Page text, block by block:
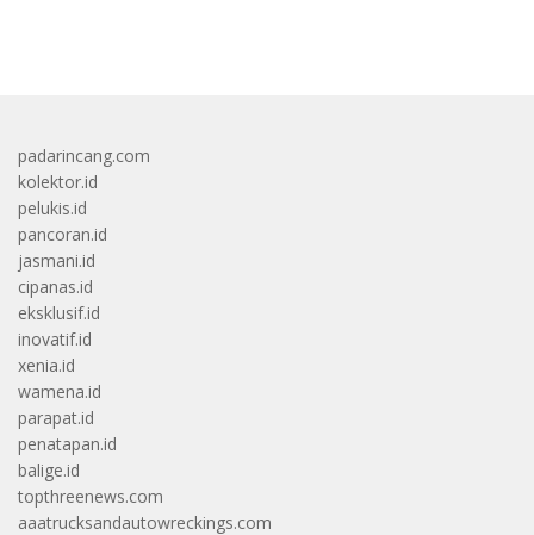
padarincang.com
kolektor.id
pelukis.id
pancoran.id
jasmani.id
cipanas.id
eksklusif.id
inovatif.id
xenia.id
wamena.id
parapat.id
penatapan.id
balige.id
topthreenews.com
aaatrucksandautowreckings.com